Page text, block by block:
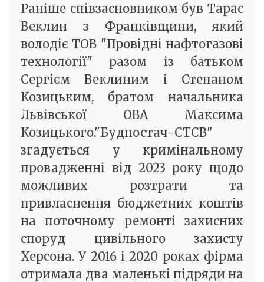
Раніше співзасновником був Тарас
Веклин з Франківщини, який
володіє ТОВ "Провідні нафтогазові
технології" разом із батьком
Сергієм Веклиним і Степаном
Козицьким, братом начальника
Львівської ОВА Максима
Козицького."Будпостач-СТСВ"
згадується у кримінальному
провадженні від 2023 року щодо
можливих розтрати та
привласнення бюджетних коштів
на поточному ремонті захисних
споруд цивільного захисту
Херсона. У 2016 і 2020 роках фірма
отримала два маленькі підряди на